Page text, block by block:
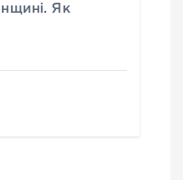
Як